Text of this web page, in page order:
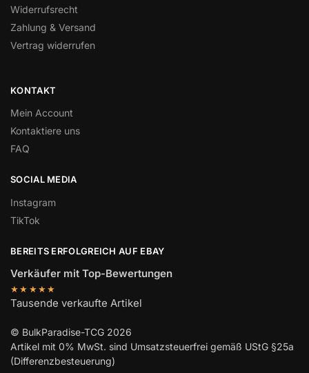
Widerrufsrecht
Zahlung & Versand
Vertrag widerrufen
KONTAKT
Mein Account
Kontaktiere uns
FAQ
SOCIAL MEDIA
Instagram
TikTok
BEREITS ERFOLGREICH AUF EBAY
Verkäufer mit Top-Bewertungen
★★★★★
Tausende verkaufte Artikel
© BulkParadise-TCG 2026
Artikel mit 0% MwSt. sind Umsatzsteuerfrei gemäß UStG §25a
(Differenzbesteuerung)